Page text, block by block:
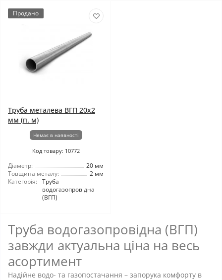
Продано
Труба металева ВГП 20x2
мм (п. м)
Немає в наявності
Код товару: 10772
Діаметр:
20 мм
Товщина металу:
2 мм
Категорія:
Труба
водогазопровідна
(ВГП)
Труба водогазопровідна (ВГП)
завжди актуальна ціна на весь
асортимент
Надійне водо- та газопостачання – запорука комфорту в